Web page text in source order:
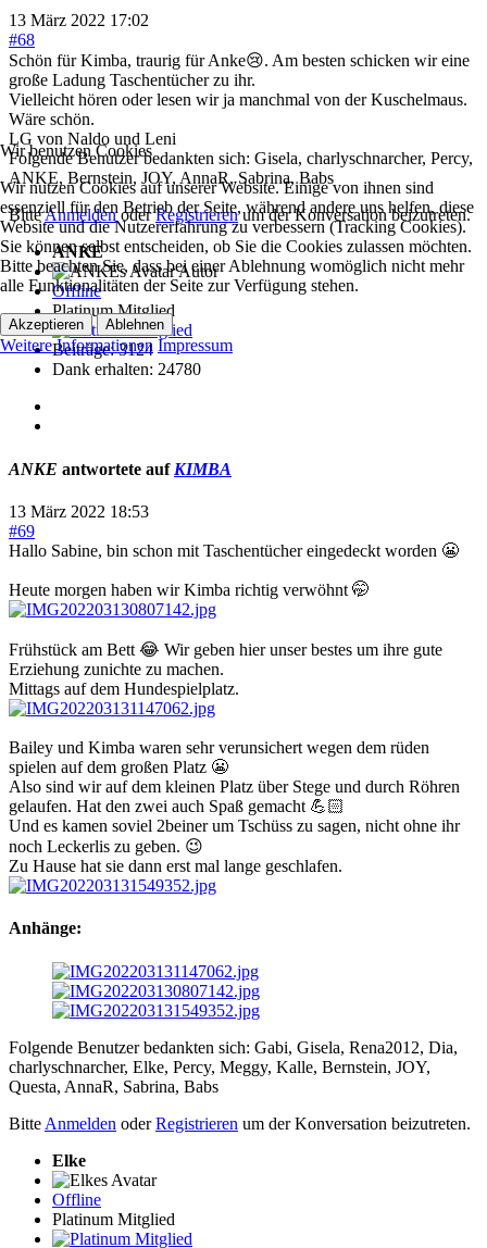
13 März 2022 17:02
#68
Schön für Kimba, traurig für Anke😢. Am besten schicken wir eine
große Ladung Taschentücher zu ihr.
Vielleicht hören oder lesen wir ja manchmal von der Kuschelmaus.
Wäre schön.
LG von Naldo und Leni
Folgende Benutzer bedankten sich: Gisela, charlyschnarcher, Percy,
ANKE, Bernstein, JOY, AnnaR,Sabrina,Babs
BitteAnmeldenoderRegistrierenum der Konversation beizutreten.
ANKE
Autor
Offline
Platinum Mitglied
Beiträge: 3124
Dank erhalten: 24780
ANKE antwortete auf KIMBA
13 März 2022 18:53
#69
Hallo Sabine, bin schon mit Taschentücher eingedeckt worden 😬
Heute morgen haben wir Kimba richtig verwöhnt 🤭
Frühstück am Bett 😂 Wir geben hier unser bestes um ihre gute
Erziehung zunichte zu machen.
Mittags auf dem Hundespielplatz.
Bailey und Kimba waren sehr verunsichert wegen dem rüden
spielen auf dem großen Platz 😬
Also sind wir auf dem kleinen Platz über Stege und durch Röhren
gelaufen. Hat den zwei auch Spaß gemacht 💪🏻
Und es kamen soviel 2beiner um Tschüss zu sagen, nicht ohne ihr
noch Leckerlis zu geben. 😉
Zu Hause hat sie dann erst mal lange geschlafen.
Anhänge:
Folgende Benutzer bedankten sich: Gabi, Gisela, Rena2012, Dia,
charlyschnarcher, Elke, Percy, Meggy, Kalle, Bernstein, JOY,
Questa, AnnaR, Sabrina, Babs
Bitte Anmelden oderRegistrieren um der Konversation beizutreten.
Elke
Offline
Platinum Mitglied
Wir benutzen Cookies
Wir nutzen Cookies auf unserer Website. Einige von ihnen sind
essenziell für den Betrieb der Seite, während andere uns helfen, diese
Website und die Nutzererfahrung zu verbessern (Tracking Cookies).
Sie können selbst entscheiden, ob Sie die Cookies zulassen möchten.
Bitte beachten Sie, dass bei einer Ablehnung womöglich nicht mehr
alle Funktionalitäten der Seite zur Verfügung stehen.
Akzeptieren Ablehnen
Weitere Informationen Impressum